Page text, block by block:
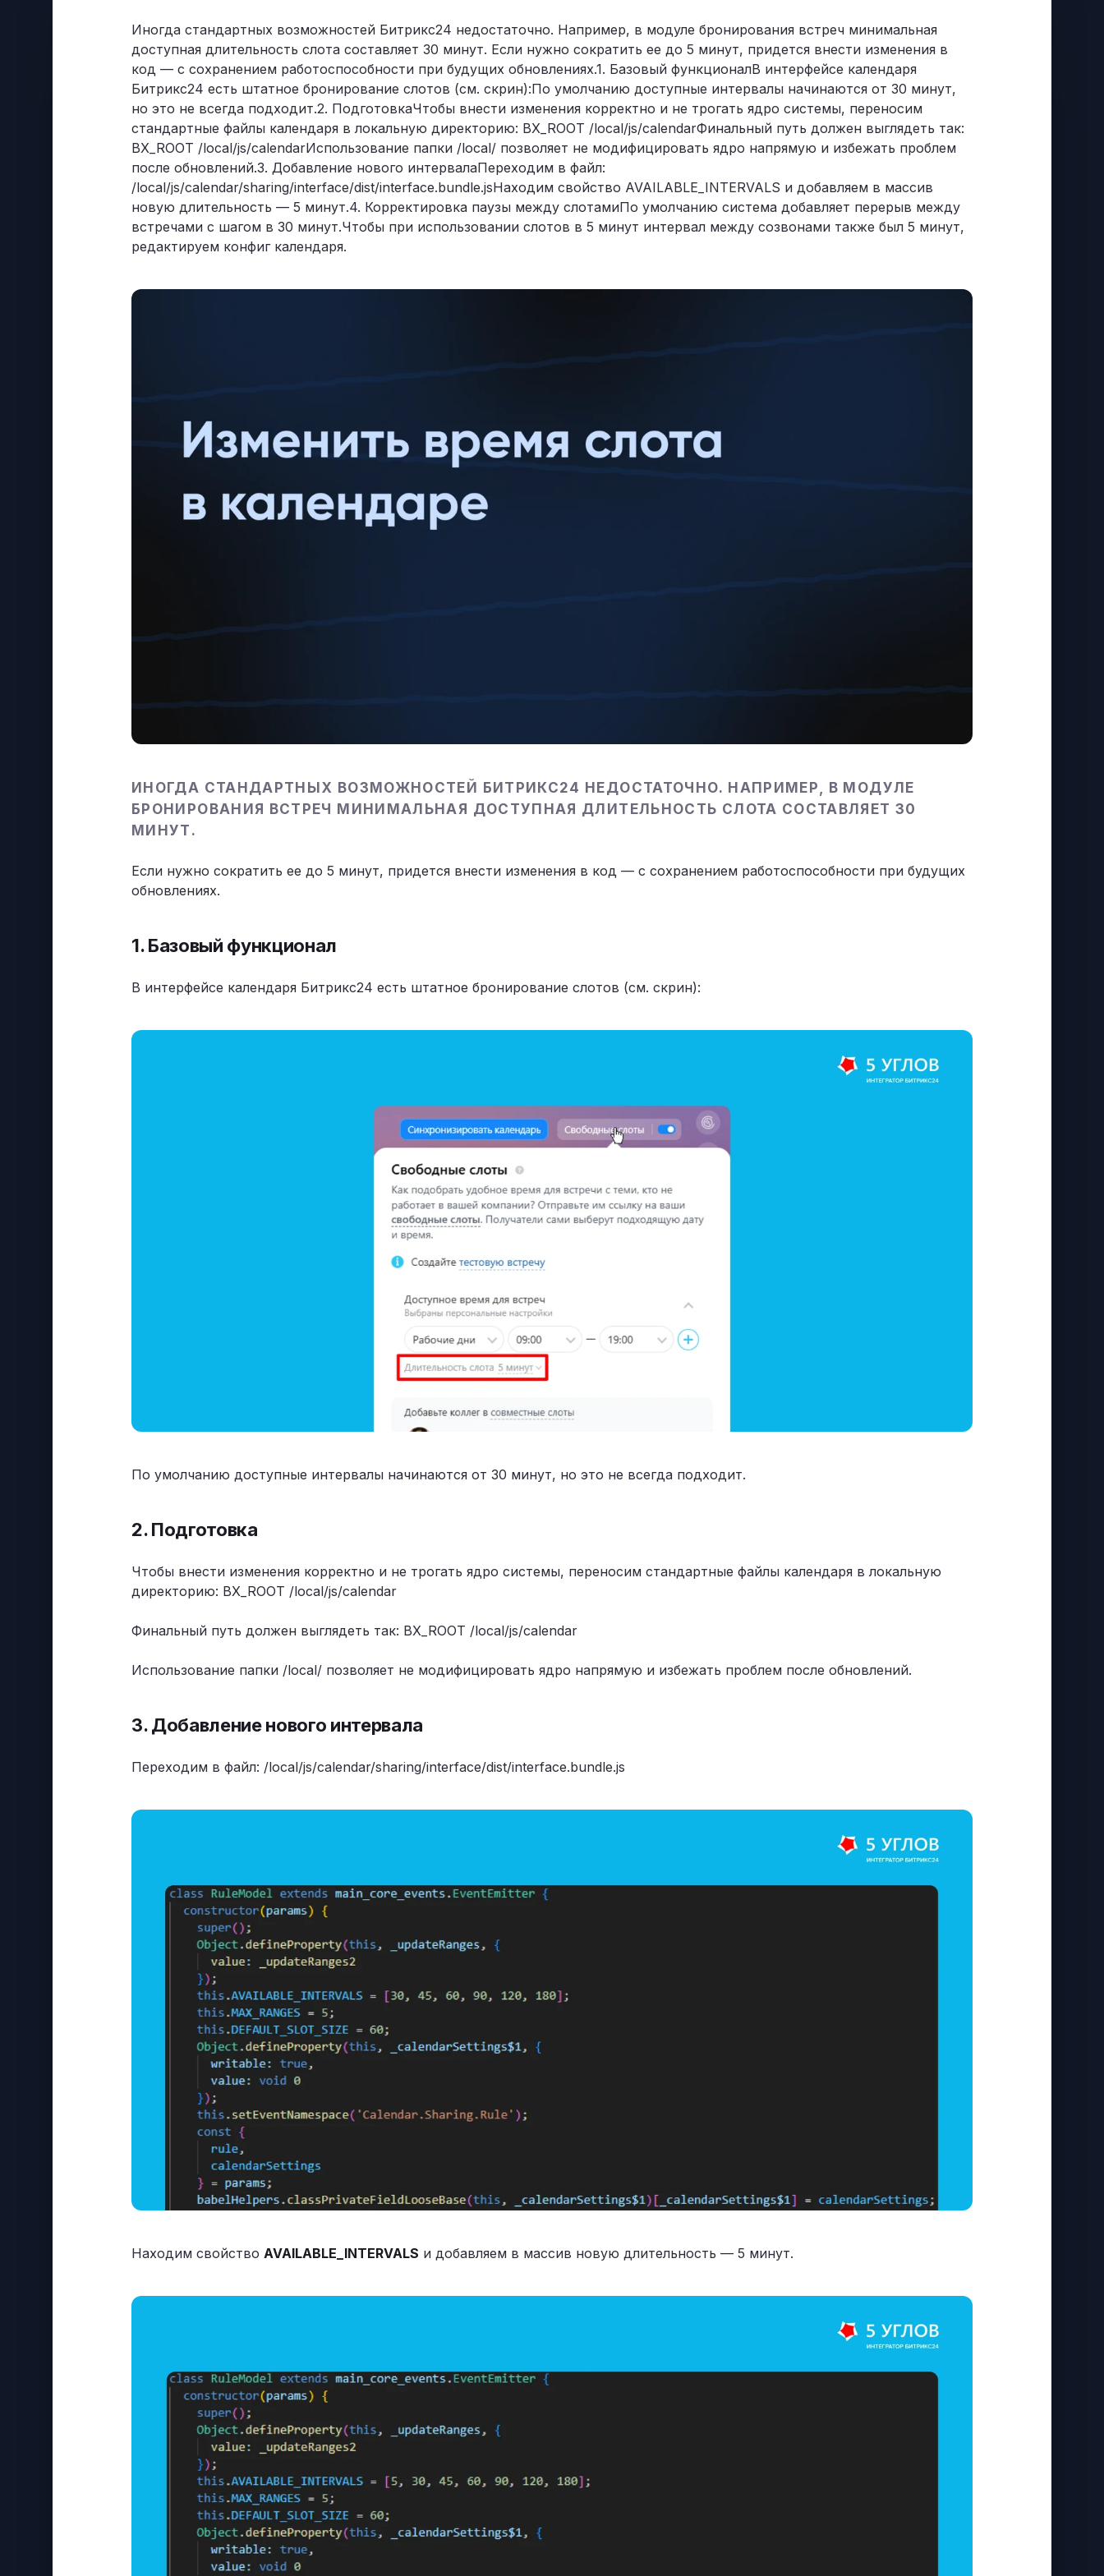
+7 (495) 215-52-91 · Пн–Пт, 10–19 МСК
Оставить заявку
Заполнить форму — перезвоним в течение дня
Иногда стандартных возможностей Битрикс24 недостаточно. Например, в модуле бронирования встреч минимальная
доступная длительность слота составляет 30 минут. Если нужно сократить ее до 5 минут, придется внести изменения в
код — с сохранением работоспособности при будущих обновлениях.1. Базовый функционалВ интерфейсе календаря
Битрикс24 есть штатное бронирование слотов (см. скрин):По умолчанию доступные интервалы начинаются от 30 минут,
но это не всегда подходит.2. ПодготовкаЧтобы внести изменения корректно и не трогать ядро системы, переносим
стандартные файлы календаря в локальную директорию: BX_ROOT /local/js/calendarФинальный путь должен выглядеть так:
BX_ROOT /local/js/calendarИспользование папки /local/ позволяет не модифицировать ядро напрямую и избежать проблем
после обновлений.3. Добавление нового интервалаПереходим в файл:
/local/js/calendar/sharing/interface/dist/interface.bundle.jsНаходим свойство AVAILABLE_INTERVALS и добавляем в массив
новую длительность — 5 минут.4. Корректировка паузы между слотамиПо умолчанию система добавляет перерыв между
встречами с шагом в 30 минут.Чтобы при использовании слотов в 5 минут интервал между созвонами также был 5 минут,
редактируем конфиг календаря.
ИНОГДА СТАНДАРТНЫХ ВОЗМОЖНОСТЕЙ БИТРИКС24 НЕДОСТАТОЧНО. НАПРИМЕР, В МОДУЛЕ
БРОНИРОВАНИЯ ВСТРЕЧ МИНИМАЛЬНАЯ ДОСТУПНАЯ ДЛИТЕЛЬНОСТЬ СЛОТА СОСТАВЛЯЕТ 30
МИНУТ.
Если нужно сократить ее до 5 минут, придется внести изменения в код — с сохранением работоспособности при будущих
обновлениях.
1. Базовый функционал
В интерфейсе календаря Битрикс24 есть штатное бронирование слотов (см. скрин):
По умолчанию доступные интервалы начинаются от 30 минут, но это не всегда подходит.
2. Подготовка
Чтобы внести изменения корректно и не трогать ядро системы, переносим стандартные файлы календаря в локальную
директорию: BX_ROOT /local/js/calendar
Финальный путь должен выглядеть так: BX_ROOT /local/js/calendar
Использование папки /local/ позволяет не модифицировать ядро напрямую и избежать проблем после обновлений.
3. Добавление нового интервала
Переходим в файл: /local/js/calendar/sharing/interface/dist/interface.bundle.js
Находим свойство AVAILABLE_INTERVALS и добавляем в массив новую длительность — 5 минут.